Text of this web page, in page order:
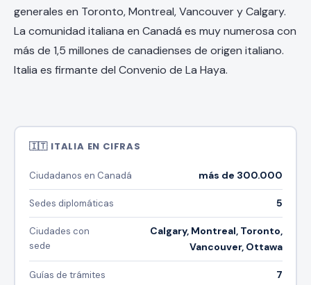
generales en Toronto, Montreal, Vancouver y Calgary.
La comunidad italiana en Canadá es muy numerosa con
más de 1,5 millones de canadienses de origen italiano.
Italia es firmante del Convenio de La Haya.
🇮🇹 ITALIA EN CIFRAS
Ciudadanos en Canadá más de 300.000
Sedes diplomáticas 5
Ciudades con
sede
Calgary, Montreal, Toronto,
Vancouver, Ottawa
Guías de trámites 7